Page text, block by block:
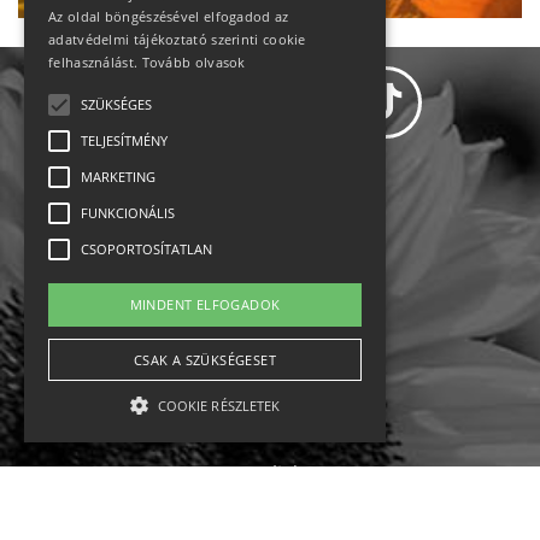
Állásajánlatok
Impresszum-kapcsolat
Jogi nyilatkozat
English
Az oldal böngészésével elfogadod az
adatvédelmi tájékoztató szerinti cookie
felhasználást. Tovább olvasok
SZÜKSÉGES
TELJESÍTMÉNY
MARKETING
FUNKCIONÁLIS
CSOPORTOSÍTATLAN
MINDENT ELFOGADOK
CSAK A SZÜKSÉGESET
COOKIE RÉSZLETEK